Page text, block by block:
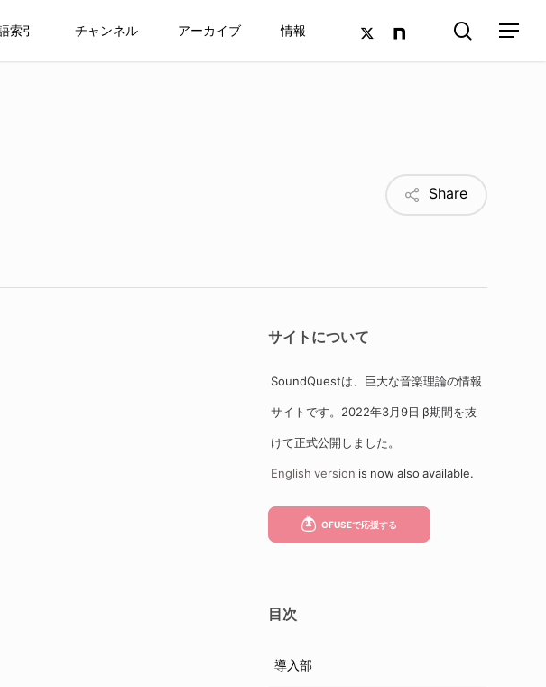
索引 チャンネル アーカイブ 情報 twitter
google-
search
Menu
Share
サイトについて
SoundQuestは、巨大な音楽理論の情報
サイトです。2022年3月9日 β期間を抜
けて正式公開しました。
English version is now also available.
目次
導入部